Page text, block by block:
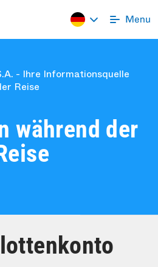
- Ihre Informationsquelle
Reise
während der